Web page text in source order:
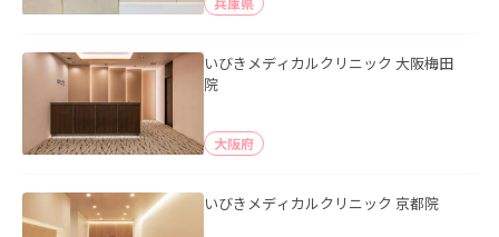
いびきメディカルクリニック 大阪梅田
院
大阪府
いびきメディカルクリニック 京都院